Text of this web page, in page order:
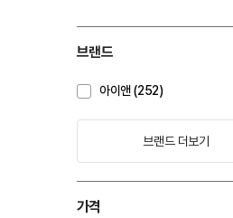
브랜드
아이앤 (252)
브랜드 더보기
가격